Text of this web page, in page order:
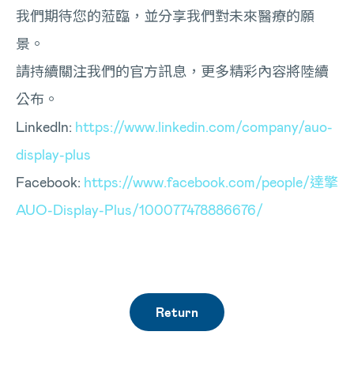
我們期待您的蒞臨，並分享我們對未來醫療的願
景。
請持續關注我們的官方訊息，更多精彩內容將陸續
公布。
LinkedIn: https://www.linkedin.com/company/auo-
display-plus
Facebook: https://www.facebook.com/people/達擎
AUO-Display-Plus/100077478886676/
Return